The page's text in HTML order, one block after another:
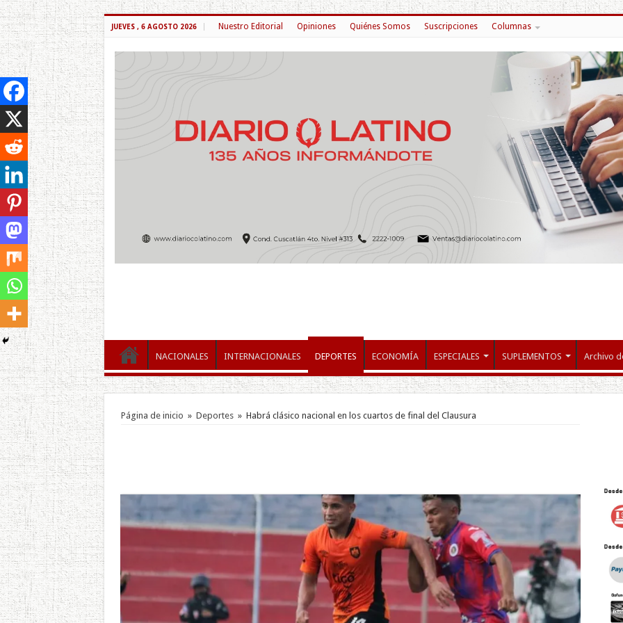
JUEVES , 6 AGOSTO 2026 Nuestro Editorial Opiniones Quiénes Somos Suscripciones Columnas
NACIONALES INTERNACIONALES DEPORTES ECONOMÍA ESPECIALES SUPLEMENTOS Archivo
Página de inicio » Deportes » Habrá clásico nacional en los cuartos de final del Clausura